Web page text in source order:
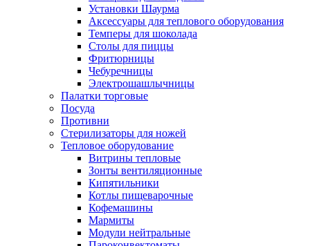
Установки Шаурма
Аксессуары для теплового оборудования
Темперы для шоколада
Столы для пиццы
Фритюрницы
Чебуречницы
Электрошашлычницы
Палатки торговые
Посуда
Противни
Стерилизаторы для ножей
Тепловое оборудование
Витрины тепловые
Зонты вентиляционные
Кипятильники
Котлы пищеварочные
Кофемашины
Мармиты
Модули нейтральные